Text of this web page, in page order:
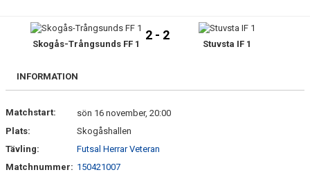
TRUPPEN
BILDGALLERI
KONTAKT
Skogås-Trångsunds FF 1
2 - 2
Stuvsta IF 1
INFORMATION
Matchstart:
sön 16 november, 20:00
Plats:
Skogåshallen
Tävling:
Futsal Herrar Veteran
Matchnummer: 150421007